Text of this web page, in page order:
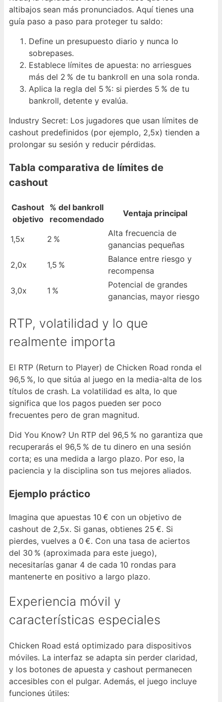
altibajos sean más pronunciados. Aquí tienes una
guía paso a paso para proteger tu saldo:
Define un presupuesto diario y nunca lo
sobrepases.
Establece límites de apuesta: no arriesgues
más del 2 % de tu bankroll en una sola ronda.
Aplica la regla del 5 %: si pierdes 5 % de tu
bankroll, detente y evalúa.
Industry Secret: Los jugadores que usan límites de
cashout predefinidos (por ejemplo, 2,5x) tienden a
prolongar su sesión y reducir pérdidas.
Tabla comparativa de límites de
cashout
Cashout
objetivo
% del bankroll
recomendado
Ventaja principal
1,5x 2 %
Alta frecuencia de
ganancias pequeñas
2,0x
1,5 %
Balance entre riesgo y
recompensa
3,0x
1 %
Potencial de grandes
ganancias, mayor riesgo
RTP, volatilidad y lo que
realmente importa
El RTP (Return to Player) de Chicken Road ronda el
96,5 %, lo que sitúa al juego en la media-alta de los
títulos de crash. La volatilidad es alta, lo que
significa que los pagos pueden ser poco
frecuentes pero de gran magnitud.
Did You Know? Un RTP del 96,5 % no garantiza que
recuperarás el 96,5 % de tu dinero en una sesión
corta; es una medida a largo plazo. Por eso, la
paciencia y la disciplina son tus mejores aliados.
Ejemplo práctico
Imagina que apuestas 10 € con un objetivo de
cashout de 2,5x. Si ganas, obtienes 25 €. Si
pierdes, vuelves a 0 €. Con una tasa de aciertos
del 30 % (aproximada para este juego),
necesitarías ganar 4 de cada 10 rondas para
mantenerte en positivo a largo plazo.
Experiencia móvil y
características especiales
Chicken Road está optimizado para dispositivos
móviles. La interfaz se adapta sin perder claridad,
y los botones de apuesta y cashout permanecen
accesibles con el pulgar. Además, el juego incluye
funciones útiles: